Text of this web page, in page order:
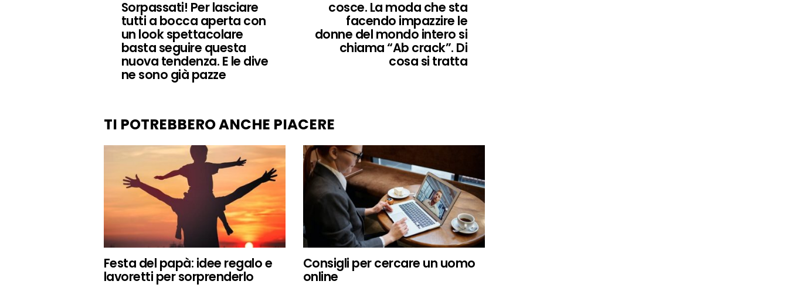
Sorpassati! Per lasciare
tutti a bocca aperta con
un look spettacolare
basta seguire questa
nuova tendenza. E le dive
ne sono già pazze
cosce. La moda che sta
facendo impazzire le
donne del mondo intero si
chiama “Ab crack”. Di
cosa si tratta
TI POTREBBERO ANCHE PIACERE
Festa del papà: idee regalo e
lavoretti per sorprenderlo
Consigli per cercare un uomo
online